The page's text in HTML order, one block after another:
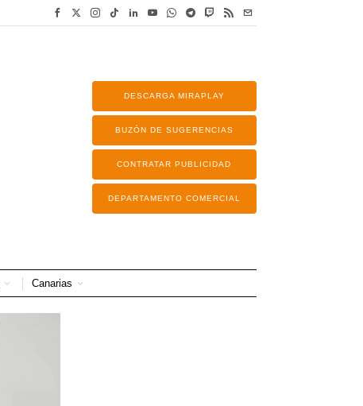
DESCARGA MIRAPLAY
BUZÓN DE SUGERENCIAS
CONTRATAR PUBLICIDAD
DEPARTAMENTO COMERCIAL
Canarias